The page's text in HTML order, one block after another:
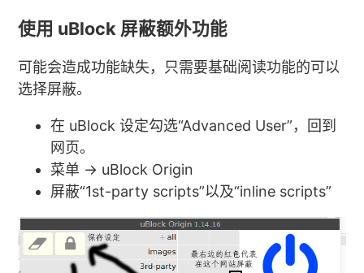
使用 uBlock 屏蔽额外功能
可能会造成功能缺失，只需要基础阅读功能的可以
选择屏蔽。
在 uBlock 设定勾选“Advanced User”，回到
网页。
菜单 → uBlock Origin
屏蔽“1st-party scripts”以及“inline scripts”